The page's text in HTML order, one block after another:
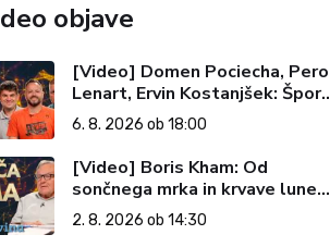
objave
[Video] Domen Pociecha, Pero
Lenart, Ervin Kostanjšek: Šport
specialcev (Vroča tema, 6. 8.
2026)
6. 8. 2026 ob 18:00
[Video] Boris Kham: Od
sončnega mrka in krvave lune
do slovenskih pečatov v vesolju
(Vroča tema, 2. 8. 2026)
2. 8. 2026 ob 14:30